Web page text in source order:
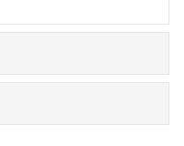
刑期結束，10月